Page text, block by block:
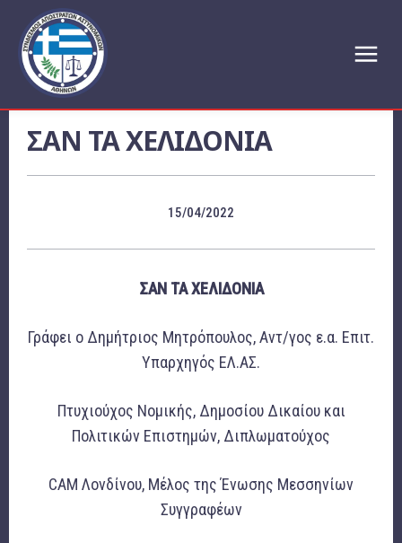
ΣΑΝ ΤΑ ΧΕΛΙΔΟΝΙΑ
15/04/2022
ΣΑΝ ΤΑ ΧΕΛΙΔΟΝΙΑ
Γράφει ο Δημήτριος Μητρόπουλος, Αντ/γος ε.α. Επιτ.
Υπαρχηγός ΕΛ.ΑΣ.
Πτυχιούχος Νομικής, Δημοσίου Δικαίου και
Πολιτικών Επιστημών, Διπλωματούχος
CAM Λονδίνου, Μέλος της Ένωσης Μεσσηνίων
Συγγραφέων